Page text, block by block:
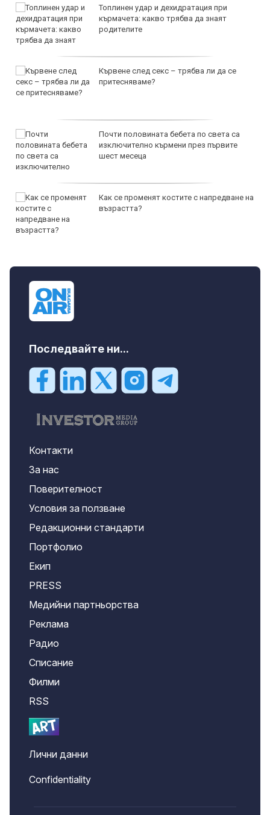
Топлинен удар и дехидратация при
кърмачета: какво трябва да знаят
родителите
Кървене след секс – трябва ли да се
притесняваме?
Почти половината бебета по света са
изключително кърмени през първите
шест месеца
Как се променят костите с напредване на
възрастта?
Последвайте ни...
Контакти
За нас
Поверителност
Условия за ползване
Редакционни стандарти
Портфолио
Екип
PRESS
Медийни партньорства
Реклама
Радио
Списание
Филми
RSS
Лични данни
Confidentiality